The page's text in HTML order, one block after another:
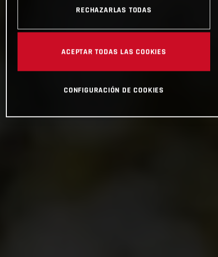
RECHAZARLAS TODAS
ACEPTAR TODAS LAS COOKIES
CONFIGURACIÓN DE COOKIES